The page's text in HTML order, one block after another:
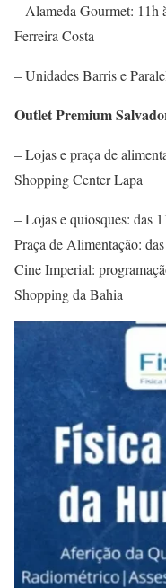
– Alameda Gourmet: 11h
Ferreira Costa
– Unidades Barris e
Outlet Premium
– Lojas e praça de
Shopping Center Lapa
– Lojas e quiosques: das
Praça de Alimentação:
Cine Imperial:
Shopping da Bahia